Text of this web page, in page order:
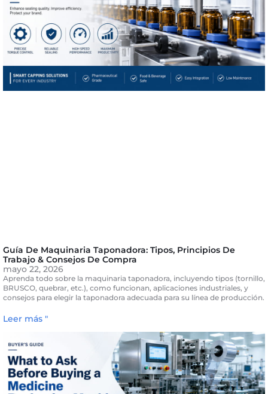
Guía De Maquinaria Taponadora: Tipos, Principios De
Trabajo & Consejos De Compra
mayo 22, 2026
Aprenda todo sobre la maquinaria taponadora, incluyendo tipos (tornillo,
BRUSCO, quebrar, etc.), como funcionan, aplicaciones industriales, y
consejos para elegir la taponadora adecuada para su línea de producción.
Leer más "